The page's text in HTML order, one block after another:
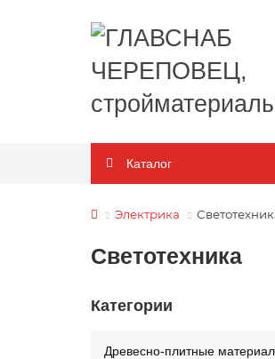
Каталог
Электрика
Светотехника
Категории
Древесно-плитные